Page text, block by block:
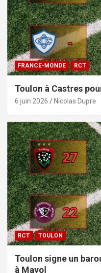
FRANCE-MONDE RCT
Toulon à Castres
6 juin 2026 Nicolas Dupre
RCT TOULON
Toulon signe un
à Mayol